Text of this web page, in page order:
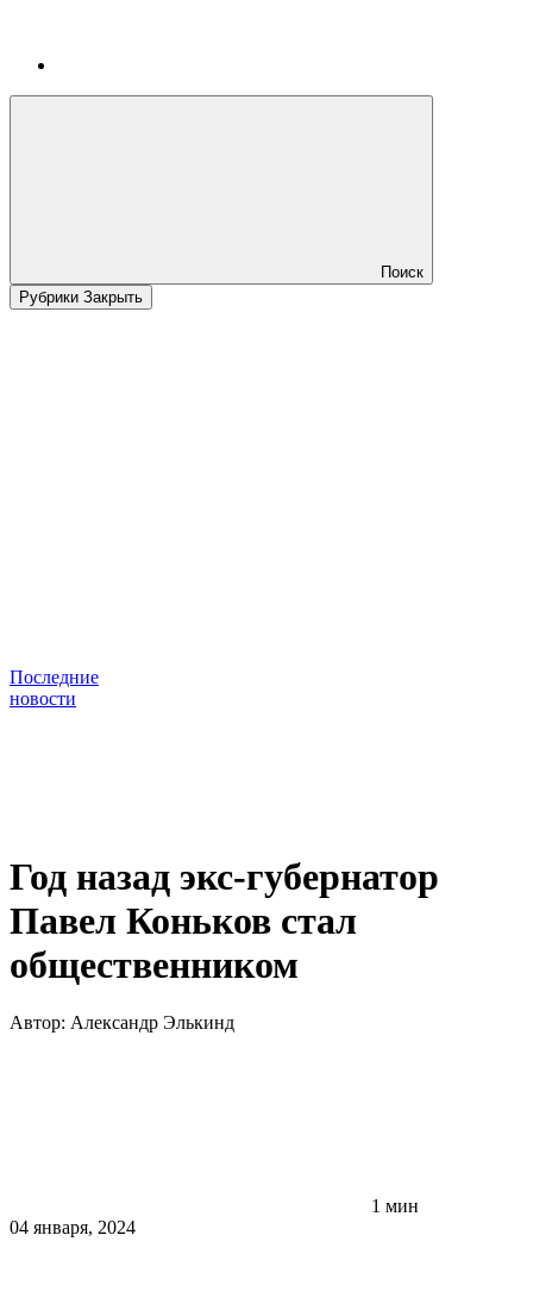
Поиск
Рубрики Закрыть
Последние
новости
Год назад экс-губернатор
Павел Коньков стал
общественником
Автор: Александр Элькинд
1 мин
04 января, 2024